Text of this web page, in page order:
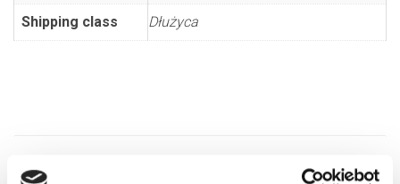
Shipping class Dłużyca